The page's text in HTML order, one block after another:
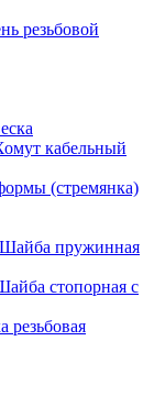
резьбовой
кабельный
(стремянка)
Шайба пружинная
стопорная с
резьбовая